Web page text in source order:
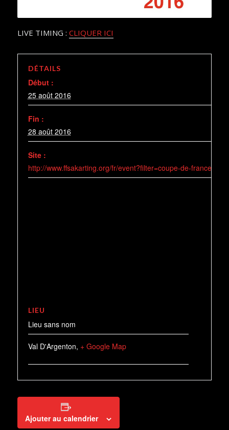
LIVE TIMING : CLIQUER ICI
DÉTAILS
Début :
25 août 2016
Fin :
28 août 2016
Site :
http://www.ffsakarting.org/fr/event?filter=coupe-de-france
LIEU
Lieu sans nom
Val D'Argenton, + Google Map
Ajouter au calendrier